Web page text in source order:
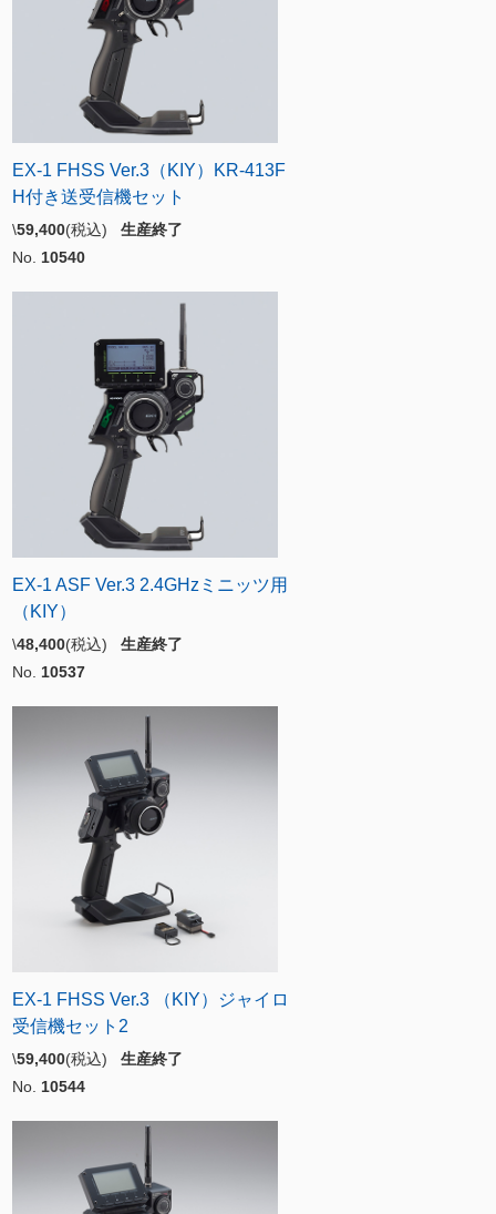
EX-1 FHSS Ver.3（KIY）KR-413F
H付き送受信機セット
\59,400(税込) 生産終了
No. 10540
EX-1 ASF Ver.3 2.4GHzミニッツ用
（KIY）
\48,400(税込) 生産終了
No. 10537
EX-1 FHSS Ver.3 （KIY）ジャイロ
受信機セット2
\59,400(税込) 生産終了
No. 10544